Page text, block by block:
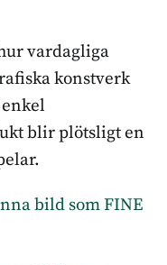
vardagliga
konstverk
blir plötsligt en
bild som FINE